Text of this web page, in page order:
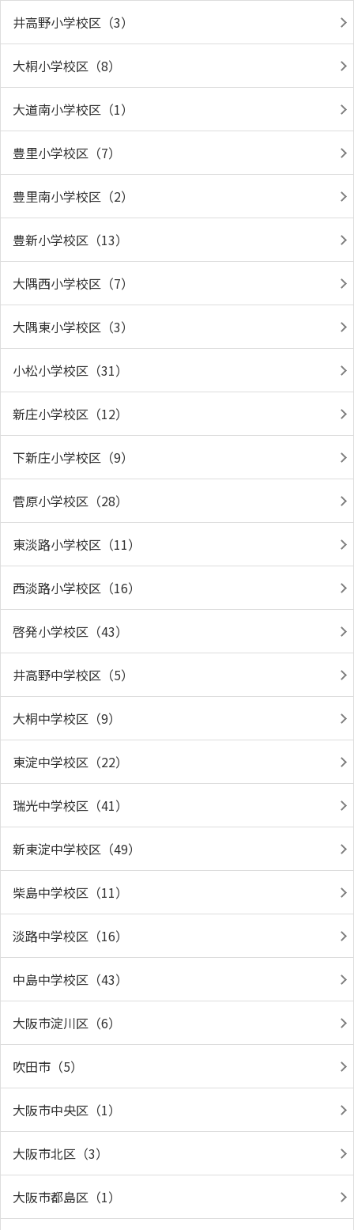
井高野小学校区（3）
大桐小学校区（8）
大道南小学校区（1）
豊里小学校区（7）
豊里南小学校区（2）
豊新小学校区（13）
大隅西小学校区（7）
大隅東小学校区（3）
小松小学校区（31）
新庄小学校区（12）
下新庄小学校区（9）
菅原小学校区（28）
東淡路小学校区（11）
西淡路小学校区（16）
啓発小学校区（43）
井高野中学校区（5）
大桐中学校区（9）
東淀中学校区（22）
瑞光中学校区（41）
新東淀中学校区（49）
柴島中学校区（11）
淡路中学校区（16）
中島中学校区（43）
大阪市淀川区（6）
吹田市（5）
大阪市中央区（1）
大阪市北区（3）
大阪市都島区（1）